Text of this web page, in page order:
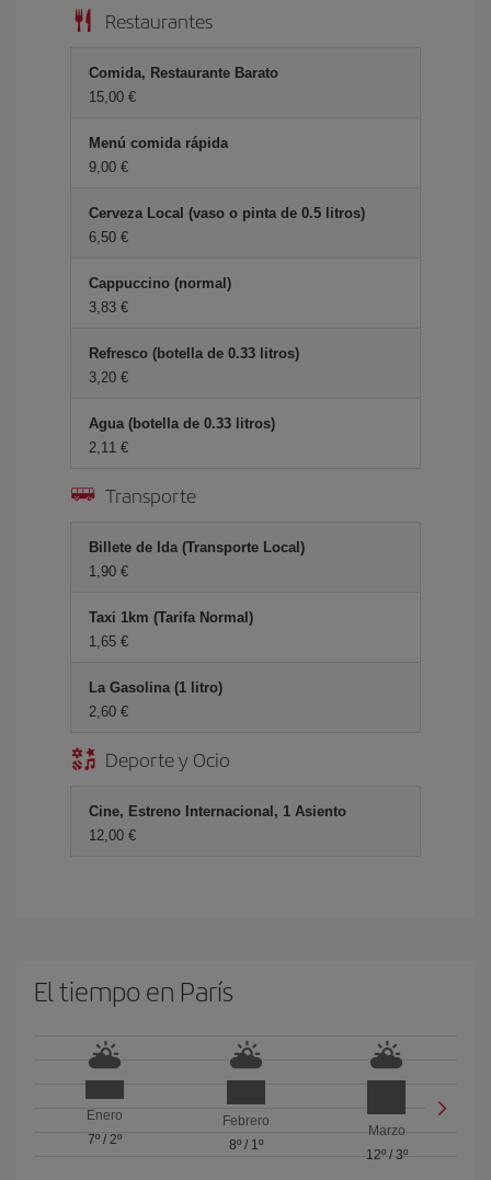
Restaurantes
Comida, Restaurante Barato
15,00
Menú comida rápida
9,00
Cerveza Local (vaso o pinta de 0.5 litros)
6,50
Cappuccino (normal)
3,83
Refresco (botella de 0.33 litros)
3,20
Agua (botella de 0.33 litros)
2,11
Transporte
Billete de Ida (Transporte Local)
1,90
Taxi 1km (Tarifa Normal)
1,65
La Gasolina (1 litro)
2,60
Deporte y Ocio
Cine, Estreno Internacional, 1 Asiento
12,00
El tiempo en París
Enero
7º/ 2º
Febrero
8º/ 1º
Marzo
12º/ 3º